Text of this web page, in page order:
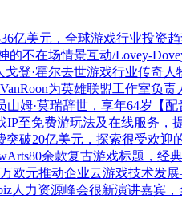
亿美元，全球游戏行业投资
的不在场情景互动/Lovey-
戈登·霍尔去世游戏行业传奇人
为英雄联盟工作室负
姆·莫瑞辞世，享年64岁【配
IP至免费游玩法及在线服务，
突破20亿美元，探索很受欢迎
余款复古游戏标题，经
万欧元推动企业云游戏技术
人力资源峰会很新演讲嘉宾